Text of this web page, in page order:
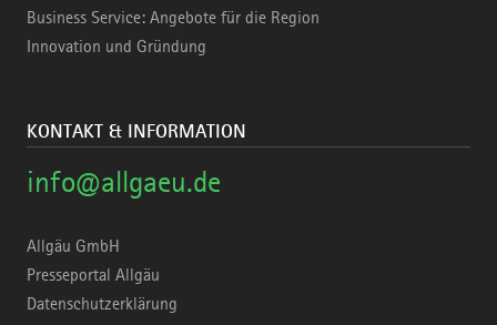
Business Service: Angebote für die Region
Innovation und Gründung
KONTAKT & INFORMATION
info@allgaeu.de
Allgäu GmbH
Presseportal Allgäu
Datenschutzerklärung